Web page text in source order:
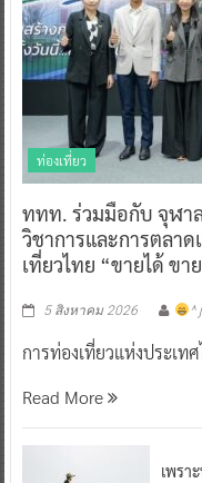
ท่องเที่ยว
ททท. ร่วมมือกับ จุฬา
วิชาการและการตลา
เที่ยวไทย “ขายได้ ขา
5 สิงหาคม 2026 ^
การท่องเที่ยวแห่งประเทศ
Read More
เพรา